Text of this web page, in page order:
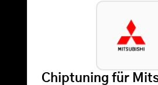
Warenkorb
Chiptuning für